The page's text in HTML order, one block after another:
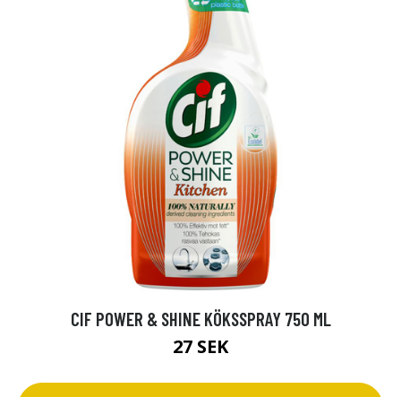
CIF POWER & SHINE KÖKSSPRAY 750 ML
27 SEK